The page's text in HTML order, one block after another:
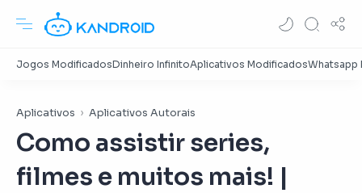
Aplicativos Aplicativos Autorais
Como assistir series,
filmes e muitos mais! |